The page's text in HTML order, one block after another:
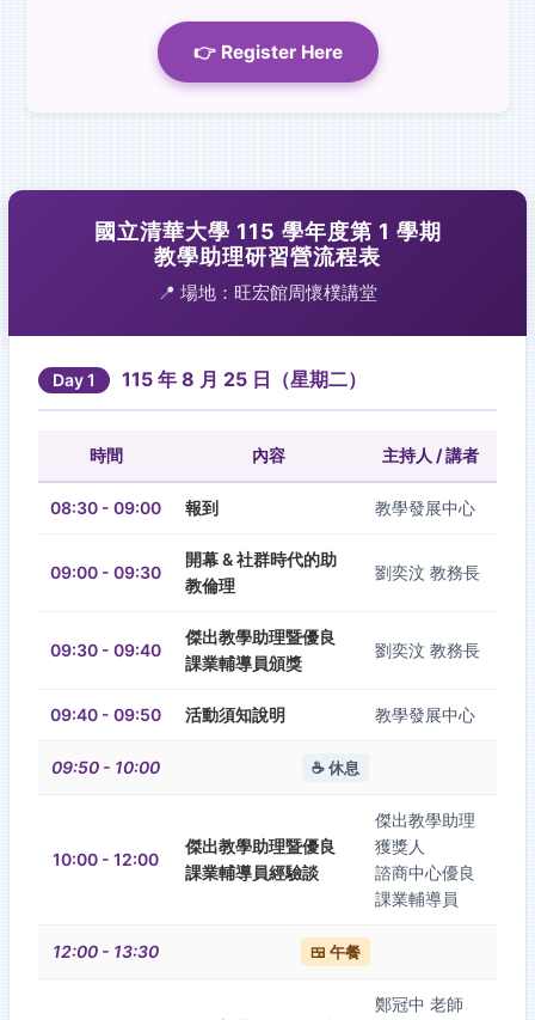
👉 Register Here
國立清華大學 115 學年度第 1 學期
教學助理研習營流程表
📍 場地：旺宏館周懷樸講堂
Day 1 115 年 8 月 25 日（星期二）
時間 內容 主持人 / 講者
08:30 - 09:00 報到 教學發展中心
09:00 - 09:30
開幕 & 社群時代的助
教倫理
劉奕汶 教務長
09:30 - 09:40
傑出教學助理暨優良
課業輔導員頒獎
劉奕汶 教務長
09:40 - 09:50 活動須知說明 教學發展中心
09:50 - 10:00 ☕ 休息
10:00 - 12:00
傑出教學助理暨優良
課業輔導員經驗談
傑出教學助理
獲獎人
諮商中心優良
課業輔導員
12:00 - 13:30 🍱 午餐
鄭冠中 老師